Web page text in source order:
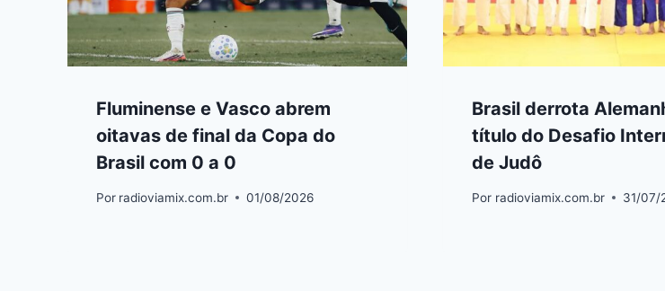
Fluminense e Vasco abrem
oitavas de final da Copa do
Brasil com 0 a 0
Por radioviamix.com.br 01/08/2026
Brasil derrota
título do Desafio
de Judô
Por radioviamix.com.br 31/07/